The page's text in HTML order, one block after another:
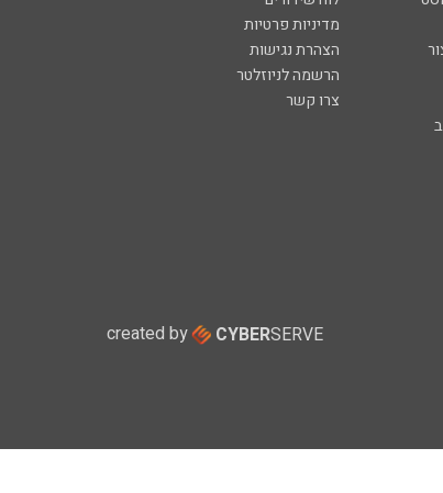
מדיניות פרטיות
הצהרת נגישות
הרשמה לניוזלטר
צרו קשר
created by CYBERSERVE